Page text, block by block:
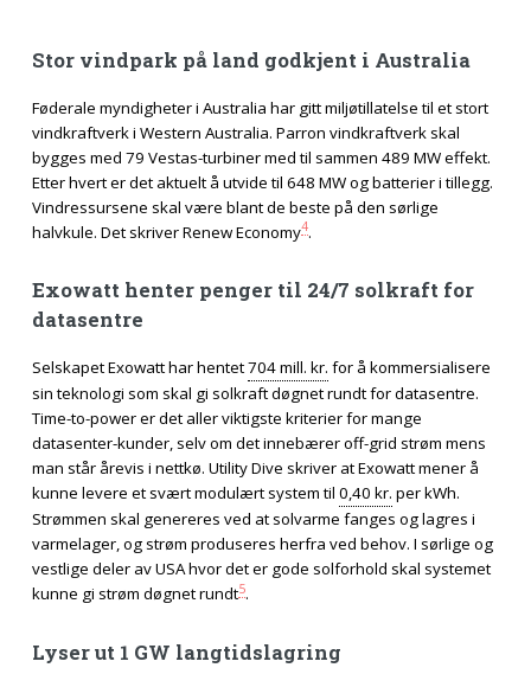
Stor vindpark på land godkjent i Australia
Føderale myndigheter i Australia har gitt miljøtillatelse til et stort
vindkraftverk i Western Australia. Parron vindkraftverk skal
bygges med 79 Vestas-turbiner med til sammen 489 MW effekt.
Etter hvert er det aktuelt å utvide til 648 MW og batterier i tillegg.
Vindressursene skal være blant de beste på den sørlige
halvkule. Det skriver Renew Economy4.
Exowatt henter penger til 24/7 solkraft for
datasentre
Selskapet Exowatt har hentet704 mill. kr. for å kommersialisere
sin teknologi som skal gi solkraft døgnet rundt for datasentre.
Time-to-power er det aller viktigste kriterier for mange
datasenter-kunder, selv om det innebærer off-grid strøm mens
man står årevis i nettkø. Utility Dive skriver at Exowatt mener å
kunne levere et svært modulært system til 0,40 kr. per kWh.
Strømmen skal genereres ved at solvarme fanges og lagres i
varmelager, og strøm produseres herfra ved behov. I sørlige og
vestlige deler av USA hvor det er gode solforhold skal systemet
kunne gi strøm døgnet rundt5.
Lyser ut 1 GW langtidslagring